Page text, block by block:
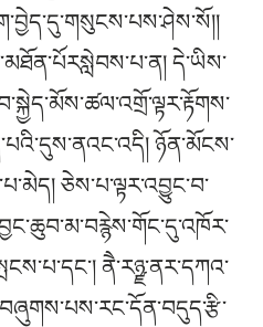
དེ་ཡིས་
ཉོན་མོངས་
ཅེས་པ་ལྟར་འབྱུང་བ་
ནཻ་རཉྫ་ནར་དཀའ་